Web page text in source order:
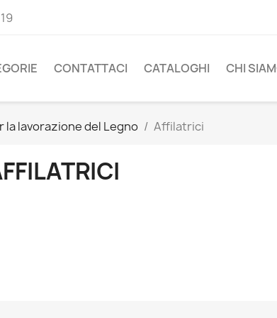
CONTATTACI CATALOGHI CHI
la lavorazione del Legno Affilatrici